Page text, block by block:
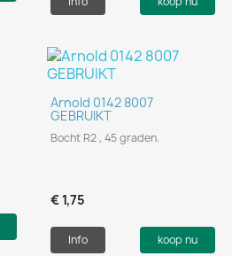
Arnold 0142 8007
GEBRUIKT
Bocht R2 , 45 graden.
€ 1,75
Info koop nu